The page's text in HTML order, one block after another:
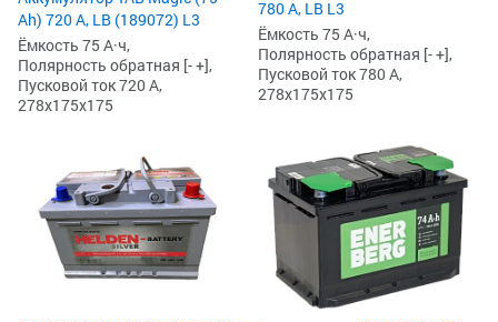
Ah) 720 А, LB (189072) L3
Ёмкость 75 А·ч,
Полярность обратная [- +],
Пусковой ток 720 А,
278x175x175
780 А, LB L3
Ёмкость 75 А·ч,
Полярность обратная [- +],
Пусковой ток 780 А,
278x175x175